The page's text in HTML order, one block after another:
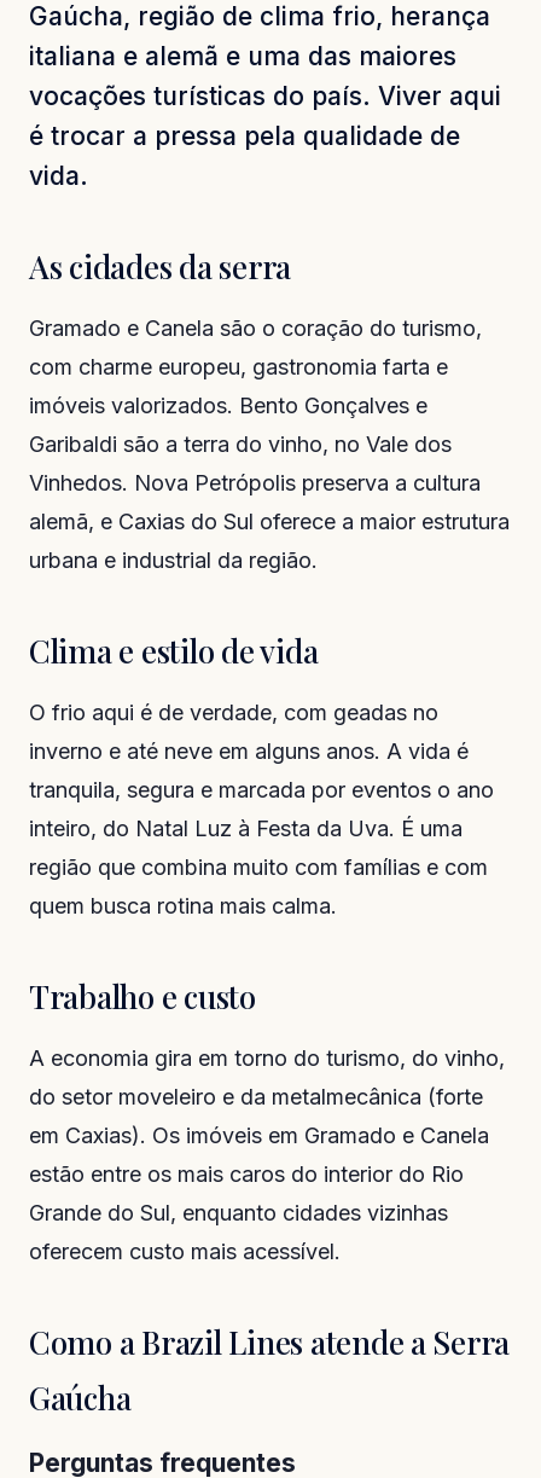
Gaúcha, região de clima frio, herança
italiana e alemã e uma das maiores
vocações turísticas do país. Viver aqui
é trocar a pressa pela qualidade de
vida.
As cidades da serra
Gramado e Canela são o coração do turismo,
com charme europeu, gastronomia farta e
imóveis valorizados. Bento Gonçalves e
Garibaldi são a terra do vinho, no Vale dos
Vinhedos. Nova Petrópolis preserva a cultura
alemã, e Caxias do Sul oferece a maior estrutura
urbana e industrial da região.
Clima e estilo de vida
O frio aqui é de verdade, com geadas no
inverno e até neve em alguns anos. A vida é
tranquila, segura e marcada por eventos o ano
inteiro, do Natal Luz à Festa da Uva. É uma
região que combina muito com famílias e com
quem busca rotina mais calma.
Trabalho e custo
A economia gira em torno do turismo, do vinho,
do setor moveleiro e da metalmecânica (forte
em Caxias). Os imóveis em Gramado e Canela
estão entre os mais caros do interior do Rio
Grande do Sul, enquanto cidades vizinhas
oferecem custo mais acessível.
Como a Brazil Lines atende a Serra
Gaúcha
Perguntas frequentes